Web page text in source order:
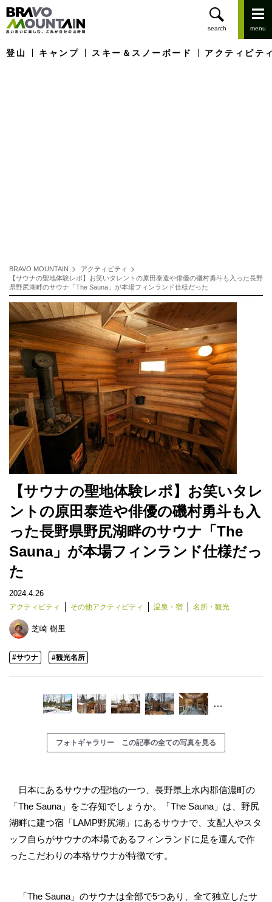
登山 キャンプ スキー＆スノーボード アクティビテ
BRAVO MOUNTAIN
アクティビティ
【サウナの聖地体験レポ】お笑いタレントの原田泰造や俳優の磯村勇斗も入った長野
県野尻湖畔のサウナ「The Sauna」が本場フィンランド仕様だった
【サウナの聖地体験レポ】お笑いタレ
ントの原田泰造や俳優の磯村勇斗も入
った長野県野尻湖畔のサウナ「The
Sauna」が本場フィンランド仕様だっ
た
2024.4.26
アクティビティ その他アクティビティ 温泉・宿 名所・観光
芝崎 樹里
#サウナ #観光名所
…
フォトギャラリー この記事の全ての写真を見る
日本にあるサウナの聖地の一つ、長野県上水内郡信濃町の
「The Sauna」をご存知でしょうか。「The Sauna」は、野尻
湖畔に建つ宿「LAMP野尻湖」にあるサウナで、支配人やスタ
ッフ自らがサウナの本場であるフィンランドに足を運んで作
ったこだわりの本格サウナが特徴です。
「The Sauna」のサウナは全部で5つあり、全て独立したサ